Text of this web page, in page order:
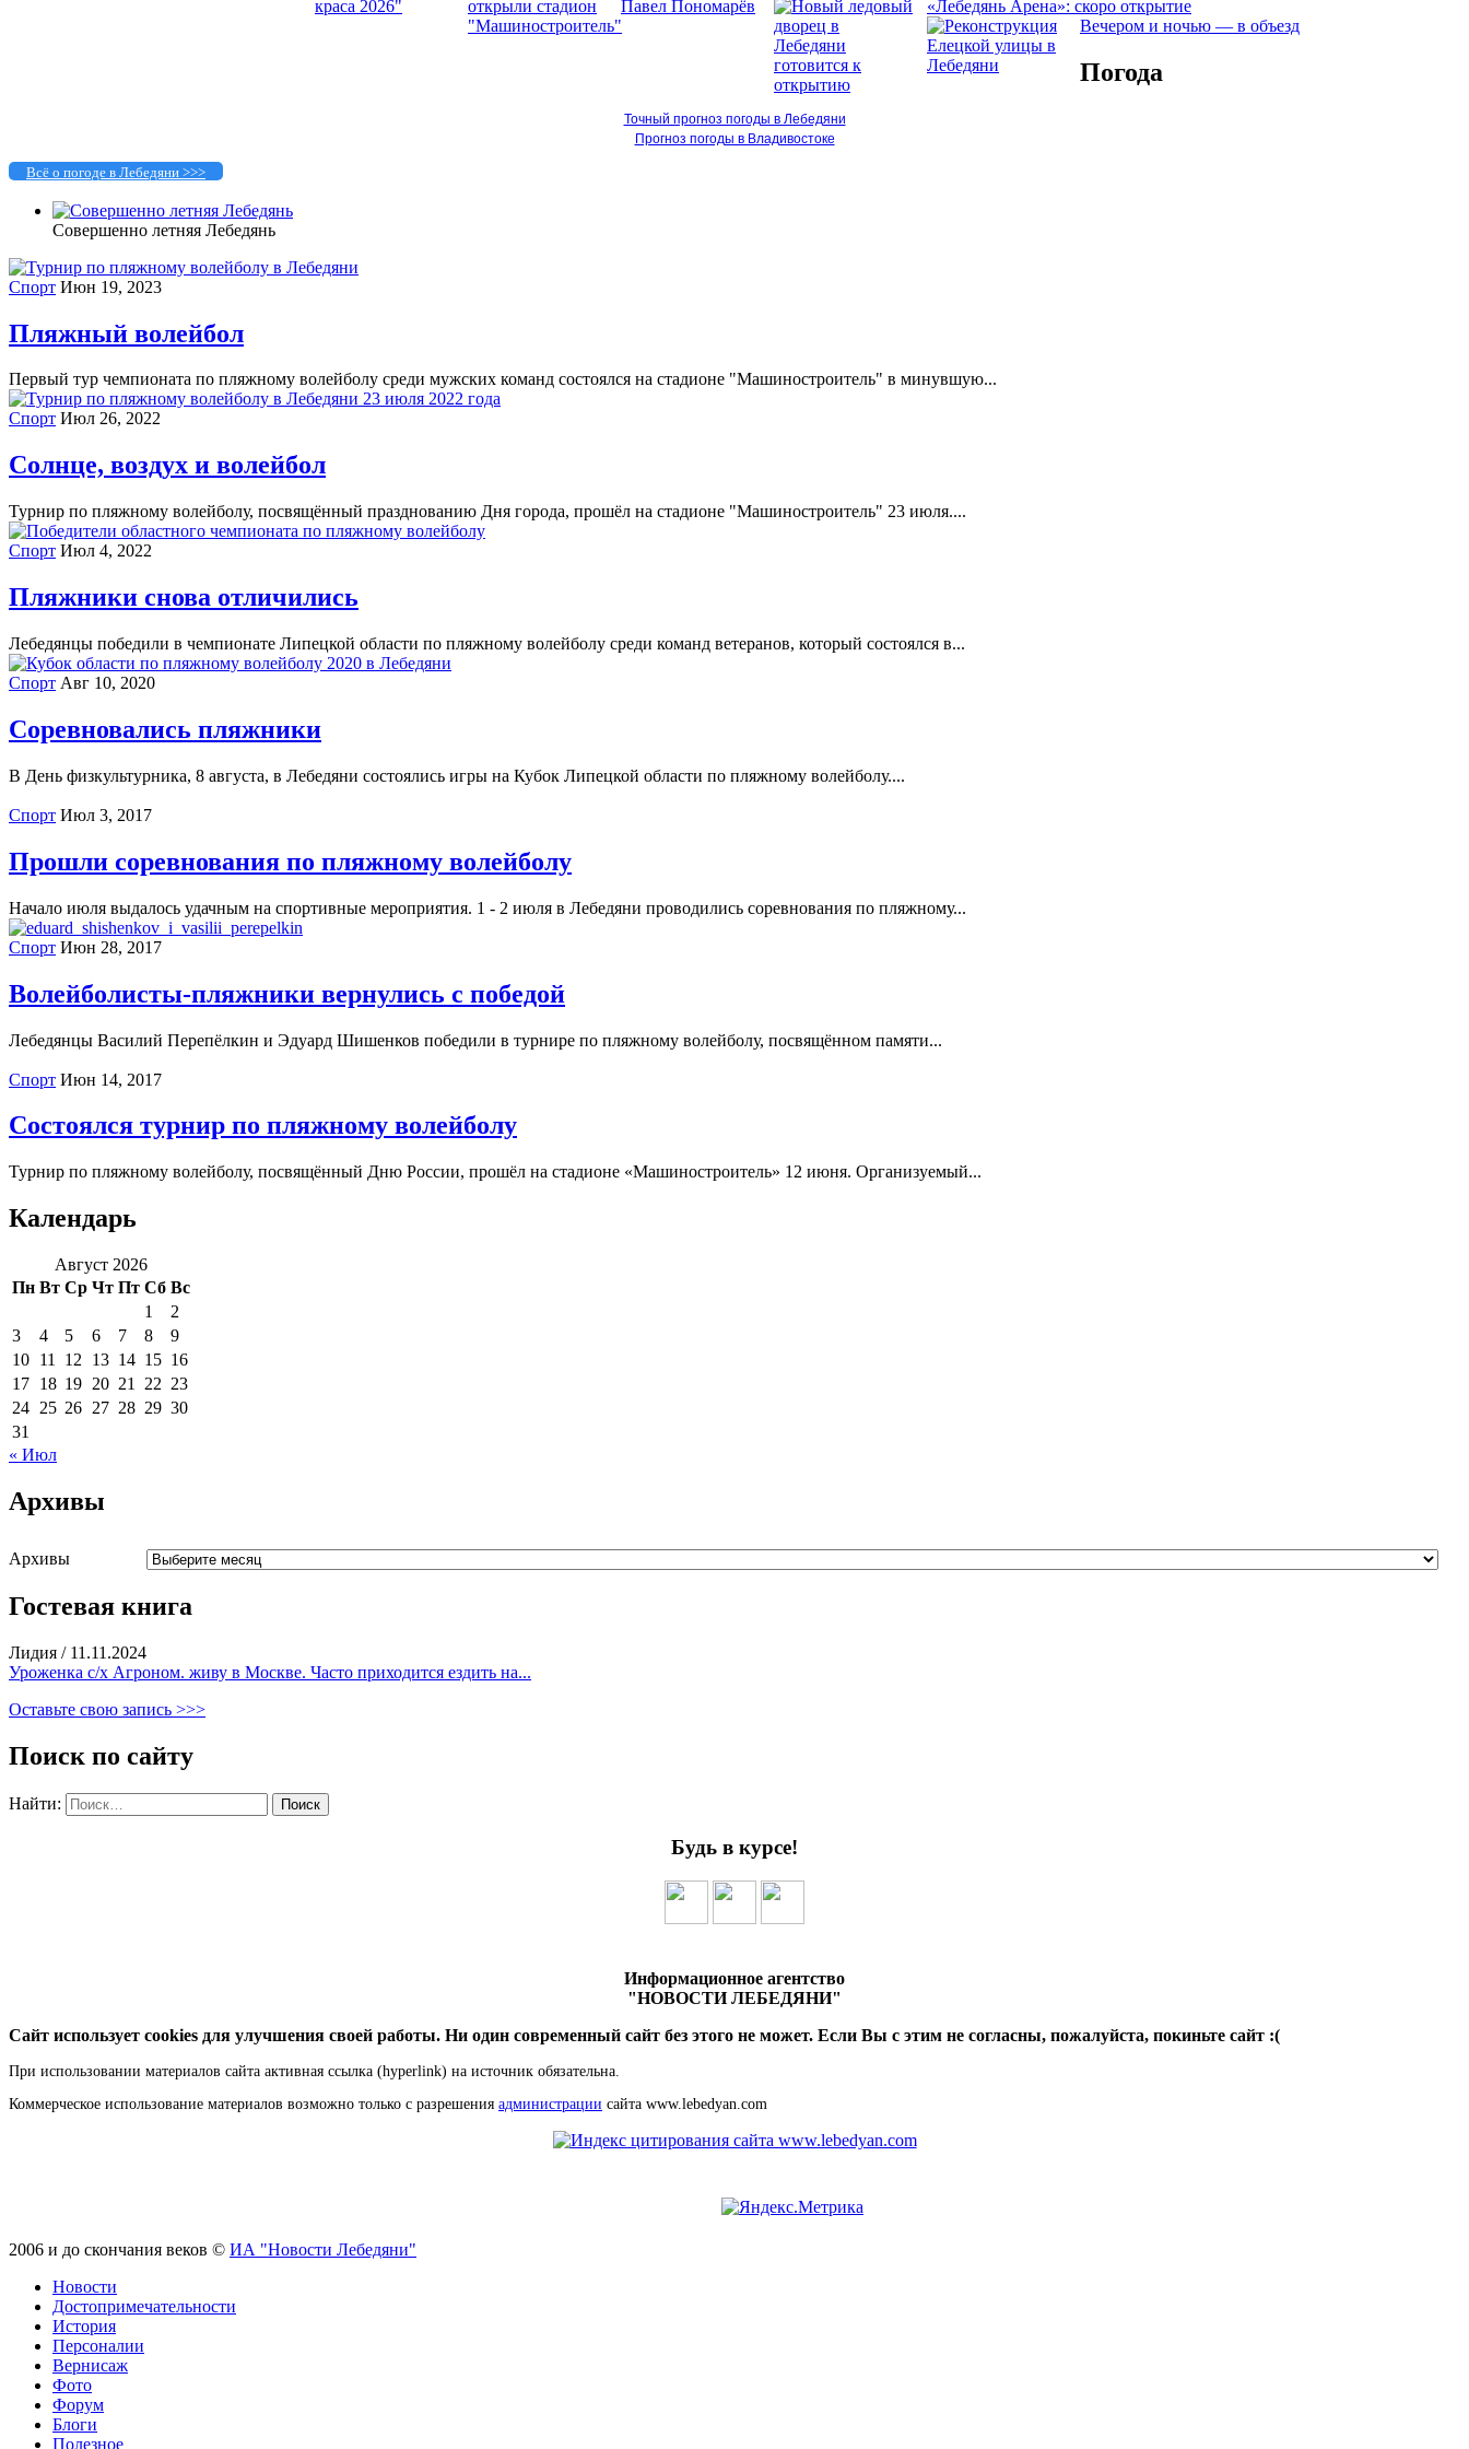
«Лебедянь Арена»: скоро открытие
Вечером и ночью — в объезд
Погода
Точный прогноз погоды в Лебедяни
Прогноз погоды в Владивостоке
Всё о погоде в Лебедяни >>>
Совершенно летняя Лебедянь
Спорт Июн 19, 2023
Пляжный волейбол
Первый тур чемпионата по пляжному волейболу среди мужских команд состоялся на стадионе "Машиностроитель" в минувшую...
Спорт Июл 26, 2022
Солнце, воздух и волейбол
Турнир по пляжному волейболу, посвящённый празднованию Дня города, прошёл на стадионе "Машиностроитель" 23 июля....
Спорт Июл 4, 2022
Пляжники снова отличились
Лебедянцы победили в чемпионате Липецкой области по пляжному волейболу среди команд ветеранов, который состоялся в...
Спорт Авг 10, 2020
Соревновались пляжники
В День физкультурника, 8 августа, в Лебедяни состоялись игры на Кубок Липецкой области по пляжному волейболу....
Спорт Июл 3, 2017
Прошли соревнования по пляжному волейболу
Начало июля выдалось удачным на спортивные мероприятия. 1 - 2 июля в Лебедяни проводились соревнования по пляжному...
Спорт Июн 28, 2017
Волейболисты-пляжники вернулись с победой
Лебедянцы Василий Перепёлкин и Эдуард Шишенков победили в турнире по пляжному волейболу, посвящённом памяти...
Спорт Июн 14, 2017
Состоялся турнир по пляжному волейболу
Турнир по пляжному волейболу, посвящённый Дню России, прошёл на стадионе «Машиностроитель» 12 июня. Организуемый...
Календарь
Август 2026
Пн Вт Ср Чт Пт Сб Вс
1
2
3
4 5 6 7 8
9
10 11 12 13 14 15 16
17 18 19 20 21 22 23
24 25 26 27 28 29 30
31
« Июл
Архивы
Архивы
Гостевая книга
Лидия / 11.11.2024
Уроженка с/х Агроном. живу в Москве. Часто приходится ездить на...
Оставьте свою запись >>>
Поиск по сайту
Найти:
Будь в курсе!
Информационное агентство
"НОВОСТИ ЛЕБЕДЯНИ"
Сайт использует cookies для улучшения своей работы. Ни один современный сайт без этого не может. Если Вы с этим не согласны, пожалуйста, покиньте сайт :(
При использовании материалов сайта активная ссылка (hyperlink) на источник обязательна.
Коммерческое использование материалов возможно только с разрешения администрации сайта www.lebedyan.com
2006 и до скончания веков © ИА "Новости Лебедяни"
Новости
Достопримечательности
История
Персоналии
Вернисаж
Фото
Форум
Блоги
Полезное